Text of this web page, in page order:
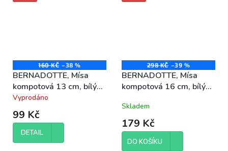
kompotová mísa - průměr:...
ml -...
160 KČ –38 %
BERNADOTTE, Mísa
kompotová 13 cm, bílý
porcelán Thun
Průměrné
hodnocení
produktu
3,9
Vyprodáno
99 Kč
DETAIL
298 KČ –39 %
BERNADOTTE, Mísa
kompotová 16 cm, bílý
Skladem
179 Kč
DO KOŠÍKU